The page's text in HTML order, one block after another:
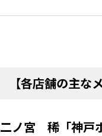
【各店舗の主な
二ノ宮 稀「神戸